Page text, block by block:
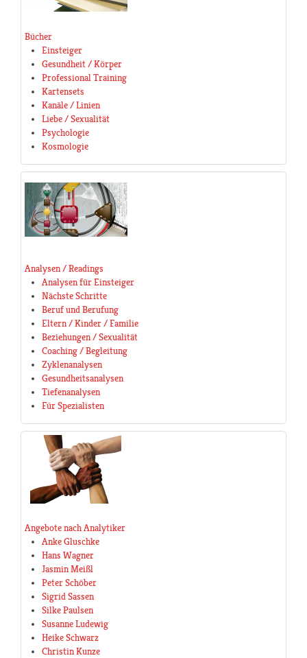
Bücher
Einsteiger
Gesundheit / Körper
Professional Training
Kartensets
Kanäle / Linien
Liebe / Sexualität
Psychologie
Kosmologie
Analysen / Readings
Analysen für Einsteiger
Nächste Schritte
Beruf und Berufung
Eltern / Kinder / Familie
Beziehungen / Sexualität
Coaching / Begleitung
Zyklenanalysen
Gesundheitsanalysen
Tiefenanalysen
Für Spezialisten
Angebote nach Analytiker
Anke Gluschke
Hans Wagner
Jasmin Meißl
Peter Schöber
Sigrid Sassen
Silke Paulsen
Susanne Ludewig
Heike Schwarz
Christin Kunze